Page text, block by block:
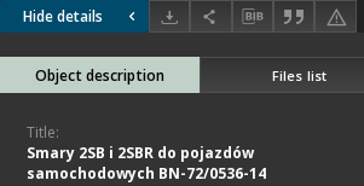
Hide details
Object description Files list
Title:
Smary 2SB i 2SBR do pojazdów
samochodowych BN-72/0536-14